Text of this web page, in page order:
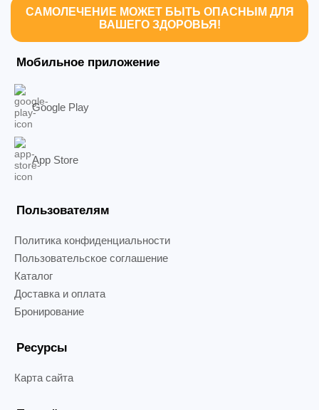
САМОЛЕЧЕНИЕ МОЖЕТ БЫТЬ ОПАСНЫМ ДЛЯ
ВАШЕГО ЗДОРОВЬЯ!
Мобильное приложение
Google Play
App Store
Пользователям
Политика конфиденциальности
Пользовательское соглашение
Каталог
Доставка и оплата
Бронирование
Ресурсы
Карта сайта